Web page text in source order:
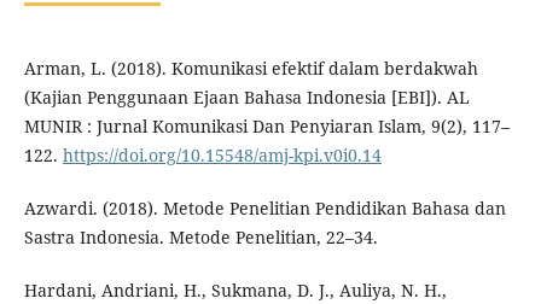
Arman, L. (2018). Komunikasi efektif dalam berdakwah
(Kajian Penggunaan Ejaan Bahasa Indonesia [EBI]). AL
MUNIR : Jurnal Komunikasi Dan Penyiaran Islam, 9(2), 117–
122. https://doi.org/10.15548/amj-kpi.v0i0.14
Azwardi. (2018). Metode Penelitian Pendidikan Bahasa dan
Sastra Indonesia. Metode Penelitian, 22–34.
Hardani, Andriani, H., Sukmana, D. J., Auliya, N. H.,